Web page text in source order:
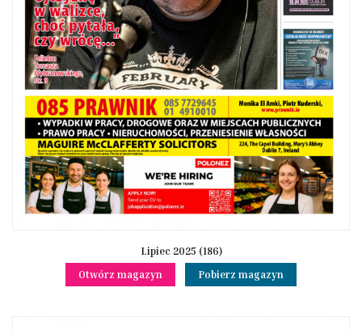
Lipiec 2025 (186)
Otwórz magazyn
Pobierz magazyn